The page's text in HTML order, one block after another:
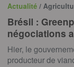
Actualité /
Brésil :
négociations
Hier, le
producteur de